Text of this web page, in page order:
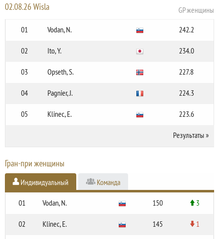
02.08.26 Wisla
GP женщины
01
Vodan, N. 242.2
02 Ito, Y. 234.0
03 Opseth, S. 227.8
04 Pagnier, J. 224.3
05 Klinec, E. 223.6
Результаты »
Гран-при женщины
Индивидуальный Команда
01 Vodan, N. 150 3
02 Klinec, E. 145 1